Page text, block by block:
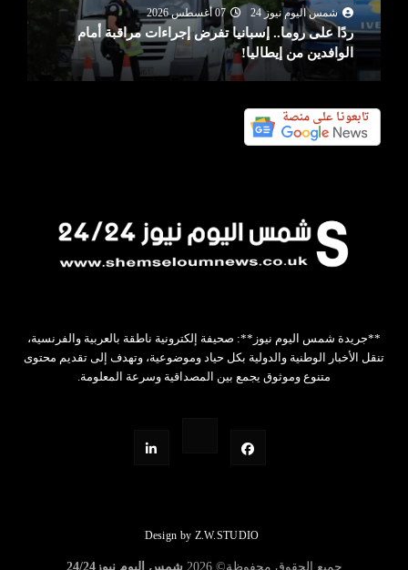
شمس اليوم نيوز 24
07 أغسطس 2026
ردًا على روما.. إسبانيا تفرض إجراءات مراقبة أمام
الوافدين من إيطاليا!
**جريدة شمس اليوم نيوز**: صحيفة إلكترونية ناطقة بالعربية والفرنسية،
تنقل الأخبار الوطنية والدولية بكل حياد وموضوعية، وتهدف إلى تقديم محتوى
متنوع وموثوق يجمع بين المصداقية وسرعة المعلومة.
Design by Z.W.STUDIO
جميع الحقوق محفوظة©2026 شمس اليوم نيوز24/24